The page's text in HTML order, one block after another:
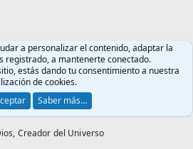
a personalizar el contenido, adaptar la
registrado, a mantenerte conectado.
estás dando tu consentimiento a nuestra
de cookies.
Saber más…
Creador del Universo